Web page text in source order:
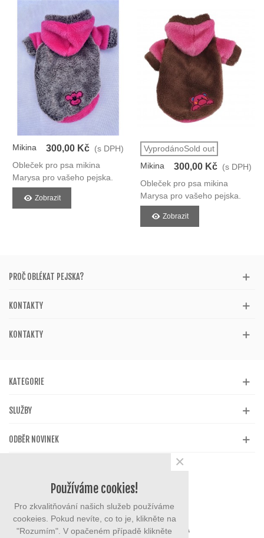
Mikina
300,00 Kč (s DPH)
Obleček pro psa mikina
Marysa pro vašeho pejska.
Zobrazit
VyprodánoSold out
Mikina
300,00 Kč (s DPH)
Obleček pro psa mikina
Marysa pro vašeho pejska.
Zobrazit
PROČ OBLÉKAT PEJSKA?
KONTAKTY
KONTAKTY
KATEGORIE
SLUŽBY
ODBĚR NOVINEK
Používáme cookies!
Pro zkvalitňování našich služeb používáme
cookeies. Pokud nevíte, co to je, klikněte na
"Rozumím". V opačeném případě klikněte
×